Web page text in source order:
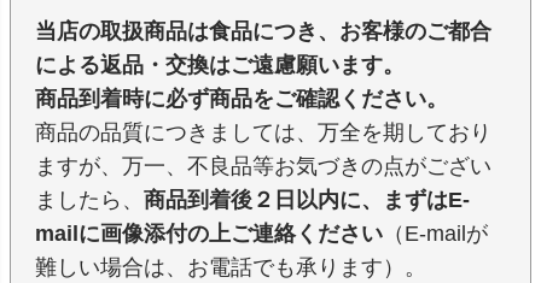
当店の取扱商品は食品につき、お客様のご都合
による返品・交換はご遠慮願います。
商品到着時に必ず商品をご確認ください。
商品の品質につきましては、万全を期しており
ますが、万一、不良品等お気づきの点がござい
ましたら、 商品到着後２日以内に、まずはE-
mailに画像添付の上ご連絡ください （E-mailが
難しい場合は、お電話でも承ります）。